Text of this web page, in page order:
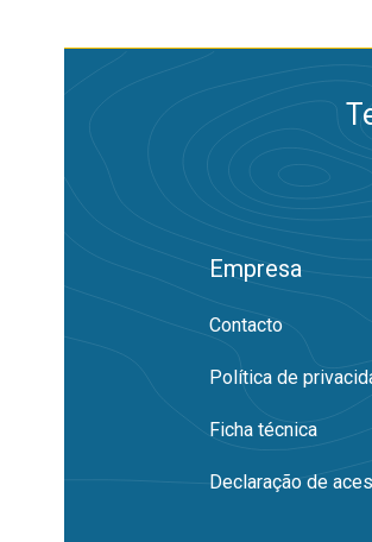
Empresa
Contacto
Política de
Ficha técnica
Declaração de